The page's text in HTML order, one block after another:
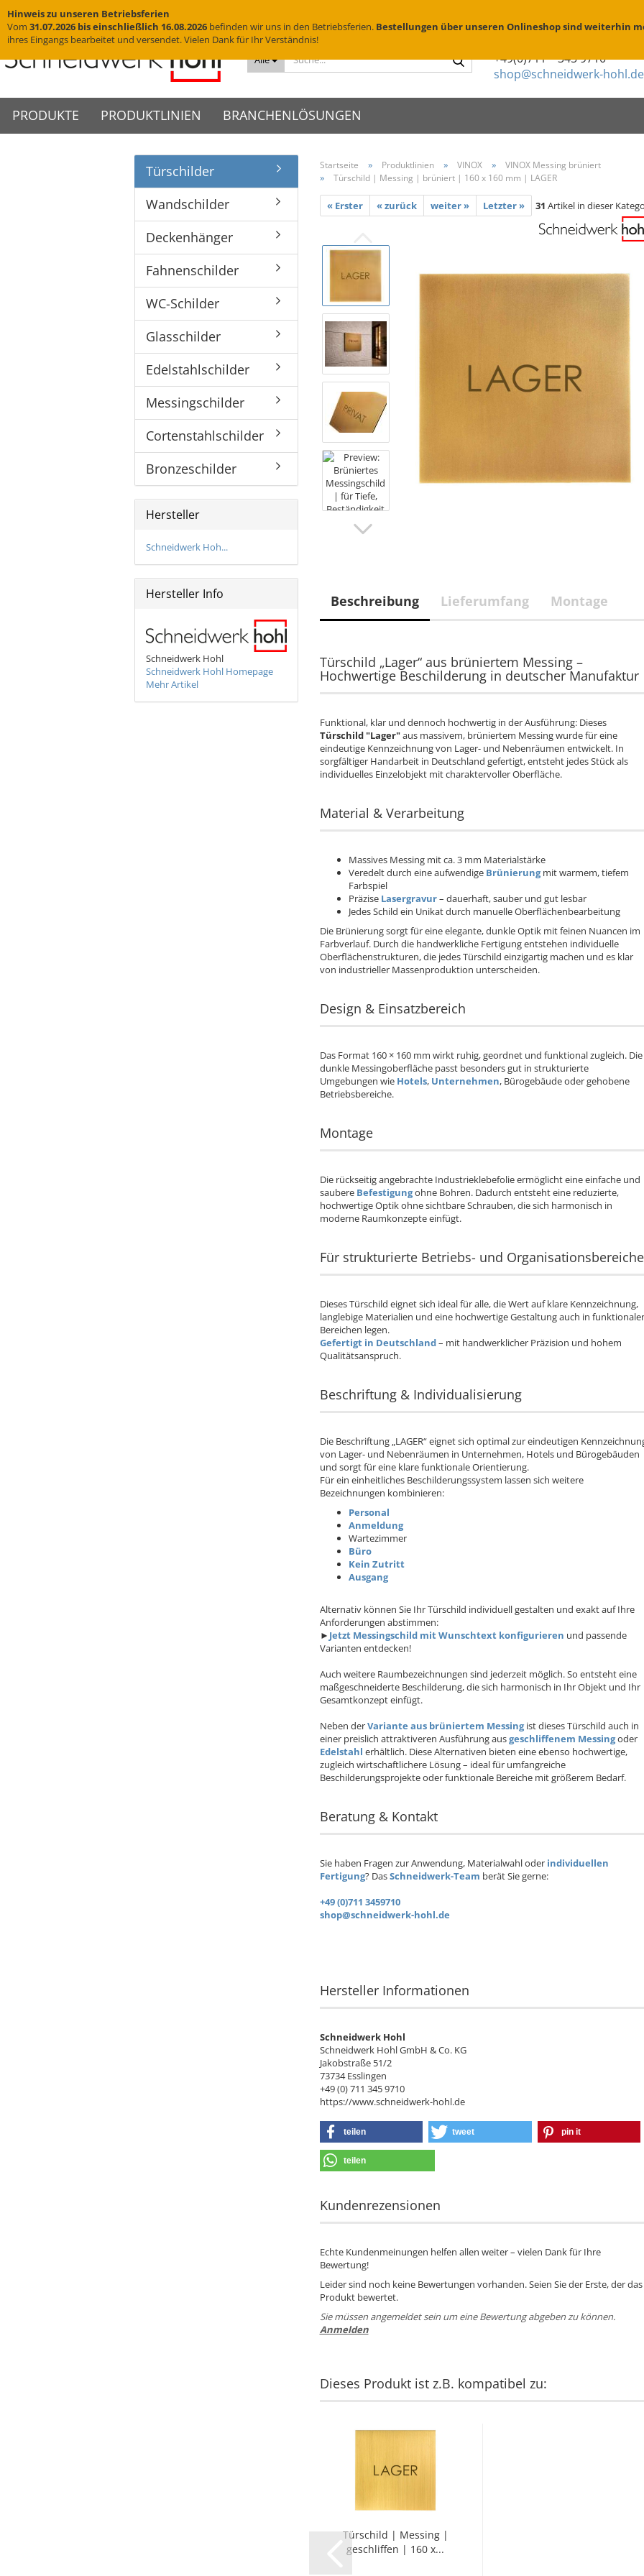
Alle
+49(0)711 – 345 9710
shop@schneidwerk-hohl.de
Hinweis zu unseren Betriebsferien
Vom 31.07.2026 bis einschließlich 16.08.2026 befinden wir uns in den Betriebsferien. Bestellungen über unseren Onlineshop sind weiterhin
ihres Eingangs bearbeitet und versendet. Vielen Dank für Ihr Verständnis!
PRODUKTE
Wandschilder
Fahnenschilder
WC-Schilder
Glasschilder
Edelstahlschilder
Messingschilder
Cortenstahlschilder
Bronzeschilder
Grabschilder
Grabschriften
Metallsprühschablonen
Sprühschablonen Edelstahl
Brennschablonen für Holz
Montage &
PRODUKTLINIEN
VIGO Wandschilder - Indoor
Outdoor
VIGO Deckenhänger
VIGO Fahnenschilder
VIGO Zubehör
VINOX Edelstahl
VINOX Messing geschliffen
VINOX Messing brüniert
BRANCHENLÖSUNGEN
Praxisschilder
Firmenschilder
Kanzleischilder
Startseite » Produktlinien » VINOX » VINOX Messing brüniert
» Türschild | Messing | brüniert | 160 x 160 mm | LAGER
« Erster « zurück weiter » Letzter » 31 Artikel in dieser
Beschreibung Lieferumfang Montage
Türschild „Lager“ aus brüniertem Messing –
Hochwertige Beschilderung in deutscher Manufaktur
Funktional, klar und dennoch hochwertig in der Ausführung: Dieses
Türschild "Lager"aus massivem, brüniertem Messing wurde für eine
eindeutige Kennzeichnung von Lager- und Nebenräumen entwickelt. In
sorgfältiger Handarbeit in Deutschland gefertigt, entsteht jedes Stück als
individuelles Einzelobjekt mit charaktervoller Oberfläche.
Material & Verarbeitung
Massives Messing mit ca. 3 mm Materialstärke
Veredelt durch eine aufwendige Brünierungmit warmem, tiefem
Farbspiel
Präzise Lasergravur– dauerhaft, sauber und gut lesbar
Jedes Schild ein Unikat durch manuelle Oberflächenbearbeitung
Die Brünierung sorgt für eine elegante, dunkle Optik mit feinen Nuancen im
Farbverlauf. Durch die handwerkliche Fertigung entstehen individuelle
Oberflächenstrukturen, die jedes Türschild einzigartig machen und es klar
von industrieller Massenproduktion unterscheiden.
Design & Einsatzbereich
Das Format 160 × 160 mm wirkt ruhig, geordnet und funktional zugleich. Die
dunkle Messingoberfläche passt besonders gut in strukturierte
Umgebungen wie Hotels, Unternehmen, Bürogebäude oder gehobene
Betriebsbereiche.
Montage
Die rückseitig angebrachte Industrieklebefolie ermöglicht eine einfache und
saubere Befestigungohne Bohren. Dadurch entsteht eine reduzierte,
hochwertige Optik ohne sichtbare Schrauben, die sich harmonisch in
moderne Raumkonzepte einfügt.
Für strukturierte Betriebs- und Organisationsbereiche
Dieses Türschild eignet sich ideal für alle, die Wert auf klare Kennzeichnung,
langlebige Materialien und eine hochwertige Gestaltung auch in
Bereichen legen.
Gefertigt in Deutschland– mit handwerklicher Präzision und hohem
Qualitätsanspruch.
Beschriftung & Individualisierung
Die Beschriftung „LAGER“ eignet sich optimal zur eindeutigen
von Lager- und Nebenräumen in Unternehmen, Hotels und Bürogebäuden
und sorgt für eine klare funktionale Orientierung.
Für ein einheitliches Beschilderungssystem lassen sich weitere
Bezeichnungen kombinieren:
Personal
Anmeldung
Wartezimmer
Büro
Kein Zutritt
Ausgang
Alternativ können Sie Ihr Türschild individuell gestalten und exakt auf Ihre
Anforderungen abstimmen:
► Jetzt Messingschild mit Wunschtext konfigurieren und passende
Varianten entdecken!
Auch weitere Raumbezeichnungen sind jederzeit möglich. So entsteht eine
maßgeschneiderte Beschilderung, die sich harmonisch in Ihr Objekt und Ihr
Gesamtkonzept einfügt.
Neben derVariante aus brüniertem Messingist dieses Türschild auch in
einer preislich attraktiveren Ausführung ausgeschliffenem Messingoder
Edelstahl erhältlich. Diese Alternativen bieten eine ebenso hochwertige,
zugleich wirtschaftlichere Lösung – ideal für umfangreiche
Beschilderungsprojekte oder funktionale Bereiche mit größerem Bedarf.
Beratung & Kontakt
Sie haben Fragen zur Anwendung, Materialwahl oder individuellen
Fertigung? DasSchneidwerk-Team berät Sie gerne:
+49 (0)711 3459710
shop@schneidwerk-hohl.de
Hersteller Informationen
Schneidwerk Hohl
Schneidwerk Hohl GmbH & Co. KG
Jakobstraße 51/2
73734 Esslingen
+49 (0) 711 345 9710
https://www.schneidwerk-hohl.de
teilen tweet pin it
teilen
Kundenrezensionen
Echte Kundenmeinungen helfen allen weiter – vielen Dank für Ihre
Bewertung!
Leider sind noch keine Bewertungen vorhanden. Seien Sie der Erste, der das
Produkt bewertet.
Sie müssen angemeldet sein um eine Bewertung abgeben zu können.
Anmelden
Dieses Produkt ist z.B. kompatibel zu:
Tür­schild | Mes­sing |
ge­schlif­fen | 160 x...
Türschilder
Wandschilder
Deckenhänger
Fahnenschilder
WC-Schilder
Glasschilder
Edelstahlschilder
Messingschilder
Cortenstahlschilder
Bronzeschilder
Hersteller
Schneidwerk Hoh...
Hersteller Info
Schneidwerk Hohl
Schneidwerk Hohl Homepage
Mehr Artikel